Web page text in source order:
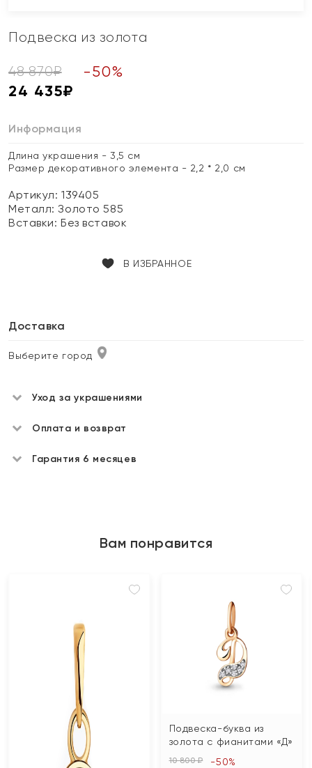
Подвеска из золота
48 870₽ -50%
24 435₽
Информация
Длина украшения - 3,5 см
Размер декоративного элемента - 2,2 * 2,0 см
Артикул: 139405
Металл:Золото 585
Вставки:Без вставок
В ИЗБРАННОЕ
Доставка
Выберите город
Уход за украшениями
Оплата и возврат
Гарантия 6 месяцев
Вам понравится
Подвеска-буква из
золота с фианитами «Д»
10 800 ₽ -50%